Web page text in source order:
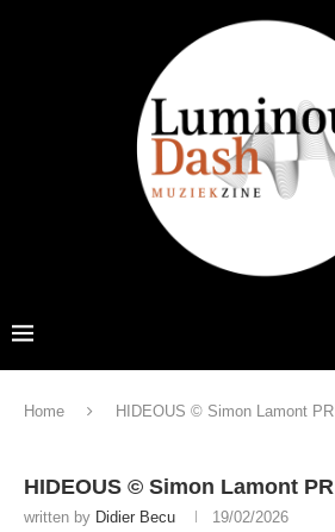
Home HIDEOUS © Simon Lamont PR
HIDEOUS © Simon Lamont PR
written by Didier Becu 19/02/2026